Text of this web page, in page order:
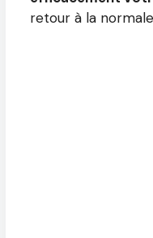
retour à la